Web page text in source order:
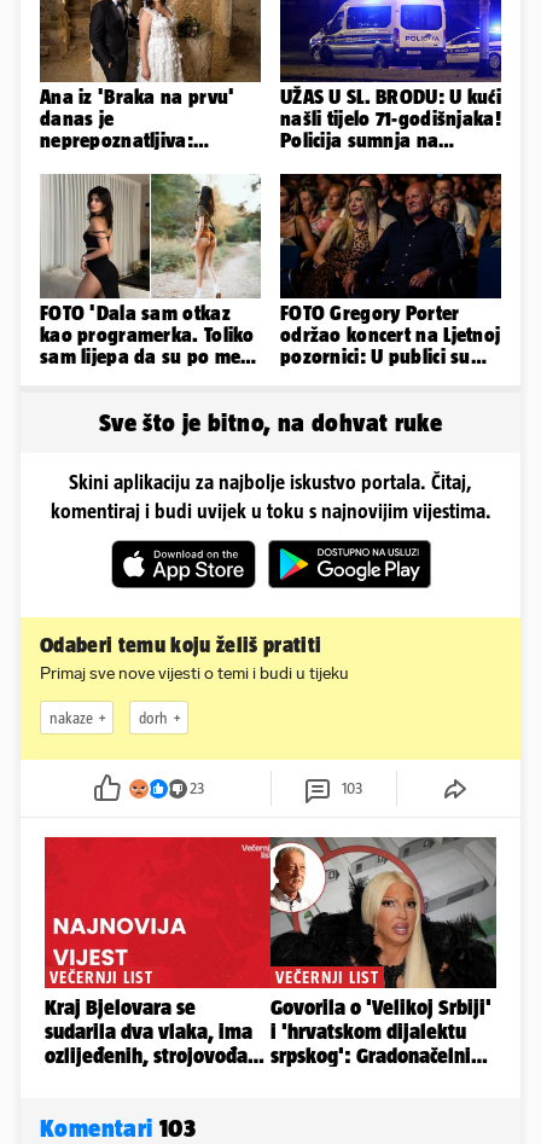
Ana iz 'Braka na prvu'
danas je
neprepoznatljiva:
ovako sad izgleda
UŽAS U SL. BRODU: U kući
našli tijelo 71-godišnjaka!
Policija sumnja na
FOTO 'Dala sam otkaz
kao programerka. Toliko
sam lijepa da su po meni
FOTO Gregory Porter
održao koncert na Ljetnoj
pozornici: U publici su
Sve što je bitno, na dohvat ruke
Skini aplikaciju za najbolje iskustvo portala. Čitaj,
komentiraj i budi uvijek u toku s najnovijim vijestima.
Odaberi temu koju želiš pratiti
Primaj sve nove vijesti o temi i budi u tijeku
nakaze dorh
23 103
Komentari 103